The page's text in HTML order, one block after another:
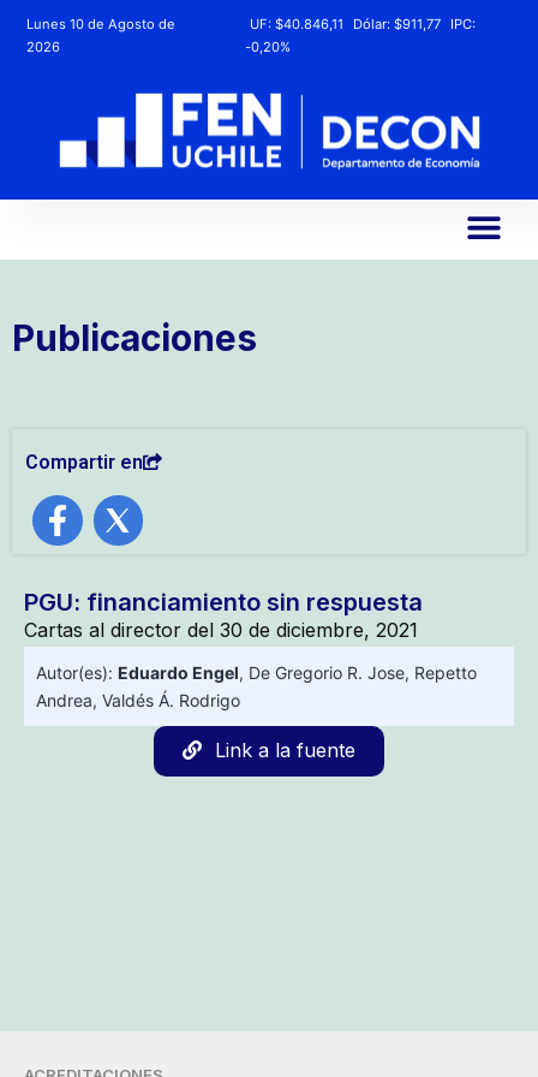
Lunes 10 de Agosto de
2026
UF: $40.846,11 Dólar: $911,77
IPC:
-0,20%
Publicaciones
Compartir en
PGU: financiamiento sin respuesta
Cartas al director del 30 de diciembre, 2021
Autor(es): Eduardo Engel, De Gregorio R. Jose, Repetto
Andrea, Valdés Á. Rodrigo
Link a la fuente